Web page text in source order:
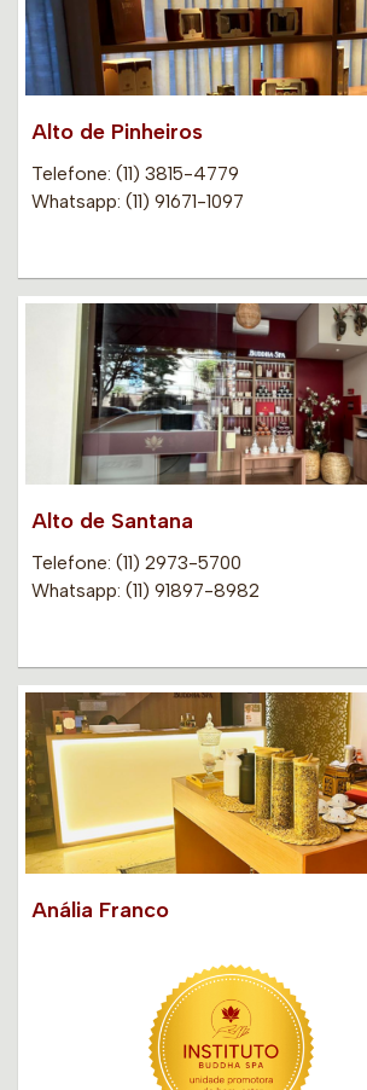
Alto de Pinheiros
Telefone: (11) 3815-4779
Whatsapp: (11) 91671-1097
Alto de Santana
Telefone: (11) 2973-5700
Whatsapp: (11) 91897-8982
Anália Franco